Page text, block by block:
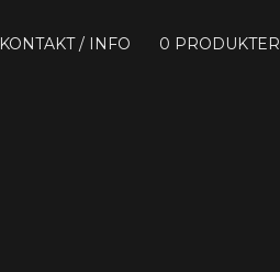
KONTAKT / INFO 0 PRODUKTER